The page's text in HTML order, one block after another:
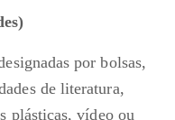
por bolsas,
de literatura,
plásticas, vídeo ou